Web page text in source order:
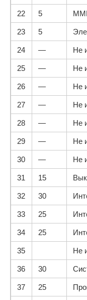
22 5
23 5
24 — Не
25 — Не
26 — Не
27 — Не
28 — Не
29 — Не
30 — Не
31 15
32 30
33 25
34 25
35 Не
36 30
37 25